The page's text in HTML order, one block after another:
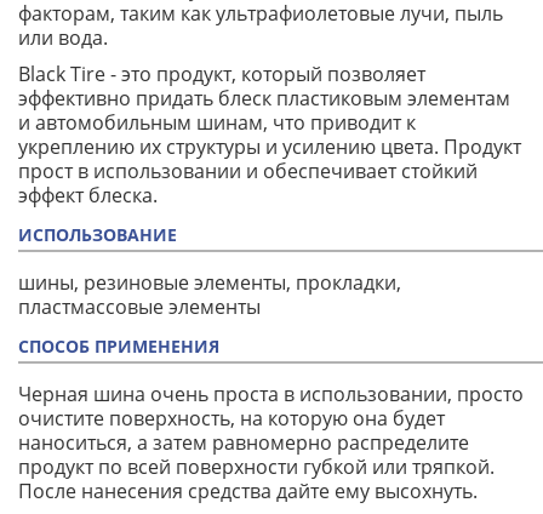
факторам, таким как ультрафиолетовые лучи, пыль
или вода.
Black Tire - это продукт, который позволяет
эффективно придать блеск пластиковым элементам
и автомобильным шинам, что приводит к
укреплению их структуры и усилению цвета. Продукт
прост в использовании и обеспечивает стойкий
эффект блеска.
ИСПОЛЬЗОВАНИЕ
шины, резиновые элементы, прокладки,
пластмассовые элементы
СПОСОБ ПРИМЕНЕНИЯ
Черная шина очень проста в использовании, просто
очистите поверхность, на которую она будет
наноситься, а затем равномерно распределите
продукт по всей поверхности губкой или тряпкой.
После нанесения средства дайте ему высохнуть.